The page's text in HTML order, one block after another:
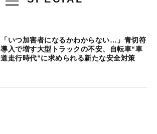
「いつ加害者になるかわからない…」青切符
導入で増す大型トラックの不安、自転車“車
道走行時代”に求められる新たな安全対策